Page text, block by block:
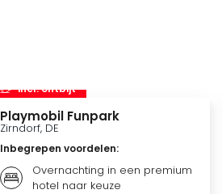
incl. ontbijt
Playmobil Funpark
Zirndorf, DE
Inbegrepen voordelen:
Overnachting in een premium
hotel naar keuze